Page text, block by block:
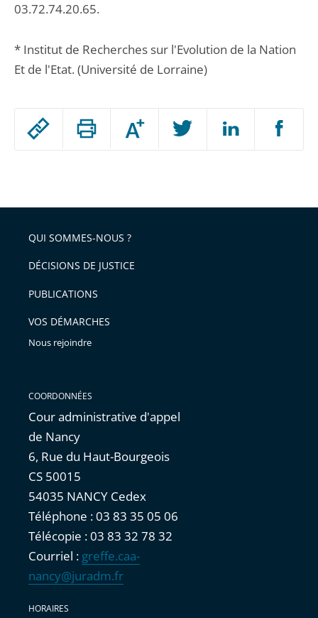
Passer
arriver
après
Augmenter
ou
l'article
pour
avant
03.72.74.20.65.
* Institut de Recherches sur l'Evolution de la Nation
Et de l'Etat. (Université de Lorraine)
QUI SOMMES-NOUS ?
DÉCISIONS DE JUSTICE
PUBLICATIONS
VOS DÉMARCHES
Nous rejoindre
COORDONNÉES
Cour administrative d'appel
de Nancy
6, Rue du Haut-Bourgeois
CS 50015
54035 NANCY Cedex
Téléphone : 03 83 35 05 06
Télécopie : 03 83 32 78 32
Courriel : greffe.caa-
nancy@juradm.fr
HORAIRES